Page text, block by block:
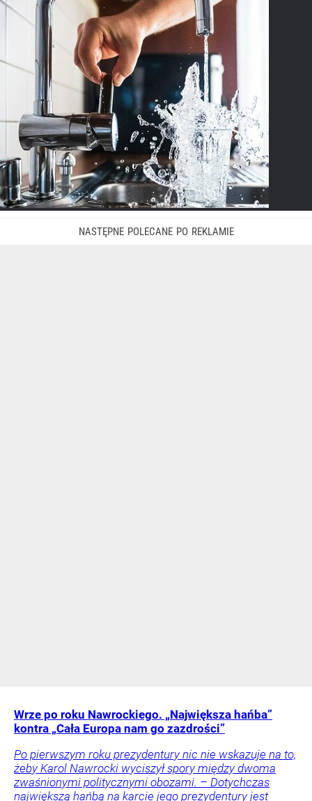
Wrze po roku Nawrockiego. „Największa hańba”
kontra „Cała Europa nam go zazdrości”
Po pierwszym roku prezydentury nic nie wskazuje na to,
żeby Karol Nawrocki wyciszył spory między dwoma
zwaśnionymi politycznymi obozami. – Dotychczas
największą hańbą na karcie jego prezydentury jest